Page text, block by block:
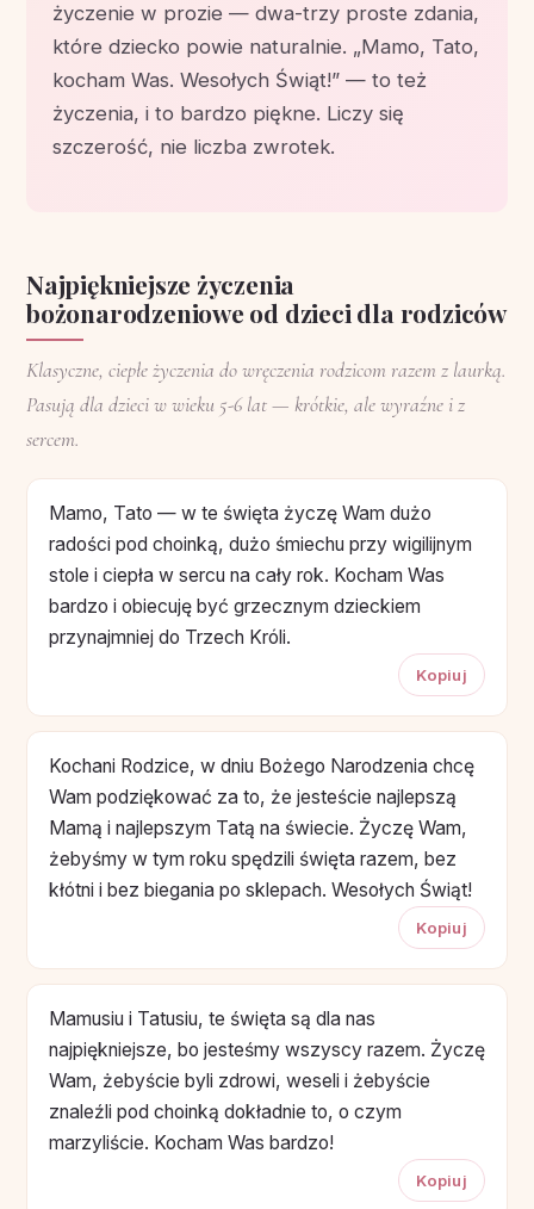
życzenie w prozie — dwa-trzy proste zdania,
które dziecko powie naturalnie. „Mamo, Tato,
kocham Was. Wesołych Świąt!” — to też
życzenia, i to bardzo piękne. Liczy się
szczerość, nie liczba zwrotek.
Najpiękniejsze życzenia
bożonarodzeniowe od dzieci dla rodziców
Klasyczne, ciepłe życzenia do wręczenia rodzicom razem z laurką.
Pasują dla dzieci w wieku 5-6 lat — krótkie, ale wyraźne i z
sercem.
Mamo, Tato — w te święta życzę Wam dużo
radości pod choinką, dużo śmiechu przy wigilijnym
stole i ciepła w sercu na cały rok. Kocham Was
bardzo i obiecuję być grzecznym dzieckiem
przynajmniej do Trzech Króli.
Kopiuj
Kochani Rodzice, w dniu Bożego Narodzenia chcę
Wam podziękować za to, że jesteście najlepszą
Mamą i najlepszym Tatą na świecie. Życzę Wam,
żebyśmy w tym roku spędzili święta razem, bez
kłótni i bez biegania po sklepach. Wesołych Świąt!
Kopiuj
Mamusiu i Tatusiu, te święta są dla nas
najpiękniejsze, bo jesteśmy wszyscy razem. Życzę
Wam, żebyście byli zdrowi, weseli i żebyście
znaleźli pod choinką dokładnie to, o czym
marzyliście. Kocham Was bardzo!
Kopiuj